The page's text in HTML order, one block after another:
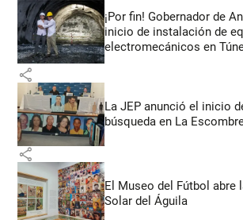
¡Por fin! Gobernador de
inicio de instalación de
electromecánicos en
share
La JEP anunció el inicio
búsqueda en La
share
El Museo del Fútbol abre
Solar del Águila